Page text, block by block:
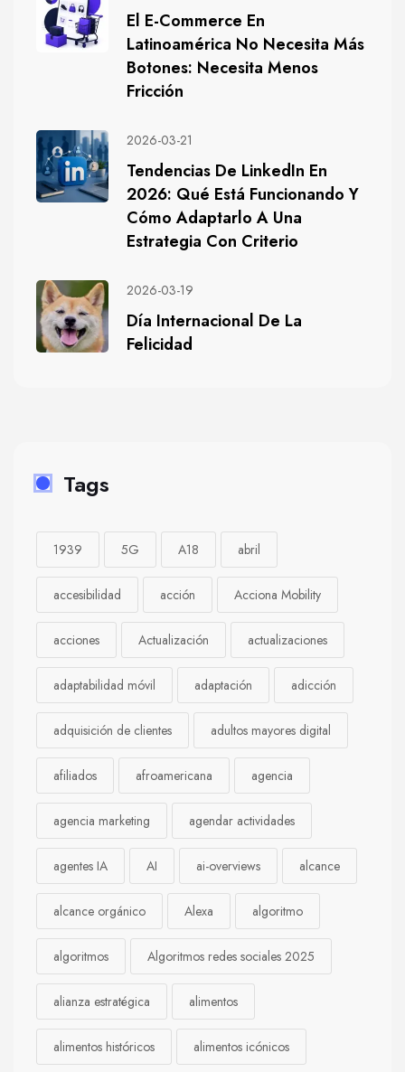
El E-Commerce En
Latinoamérica No Necesita Más
Botones: Necesita Menos
Fricción
2026-03-21
Tendencias De LinkedIn En
2026: Qué Está Funcionando Y
Cómo Adaptarlo A Una
Estrategia Con Criterio
2026-03-19
Día Internacional De La
Felicidad
Tags
1939 5G A18 abril
accesibilidad acción Acciona Mobility
acciones Actualización actualizaciones
adaptabilidad móvil adaptación adicción
adquisición de clientes adultos mayores digital
afiliados afroamericana agencia
agencia marketing agendar actividades
agentes IA AI ai-overviews alcance
alcance orgánico Alexa algoritmo
algoritmos Algoritmos redes sociales 2025
alianza estratégica alimentos
alimentos históricos alimentos icónicos